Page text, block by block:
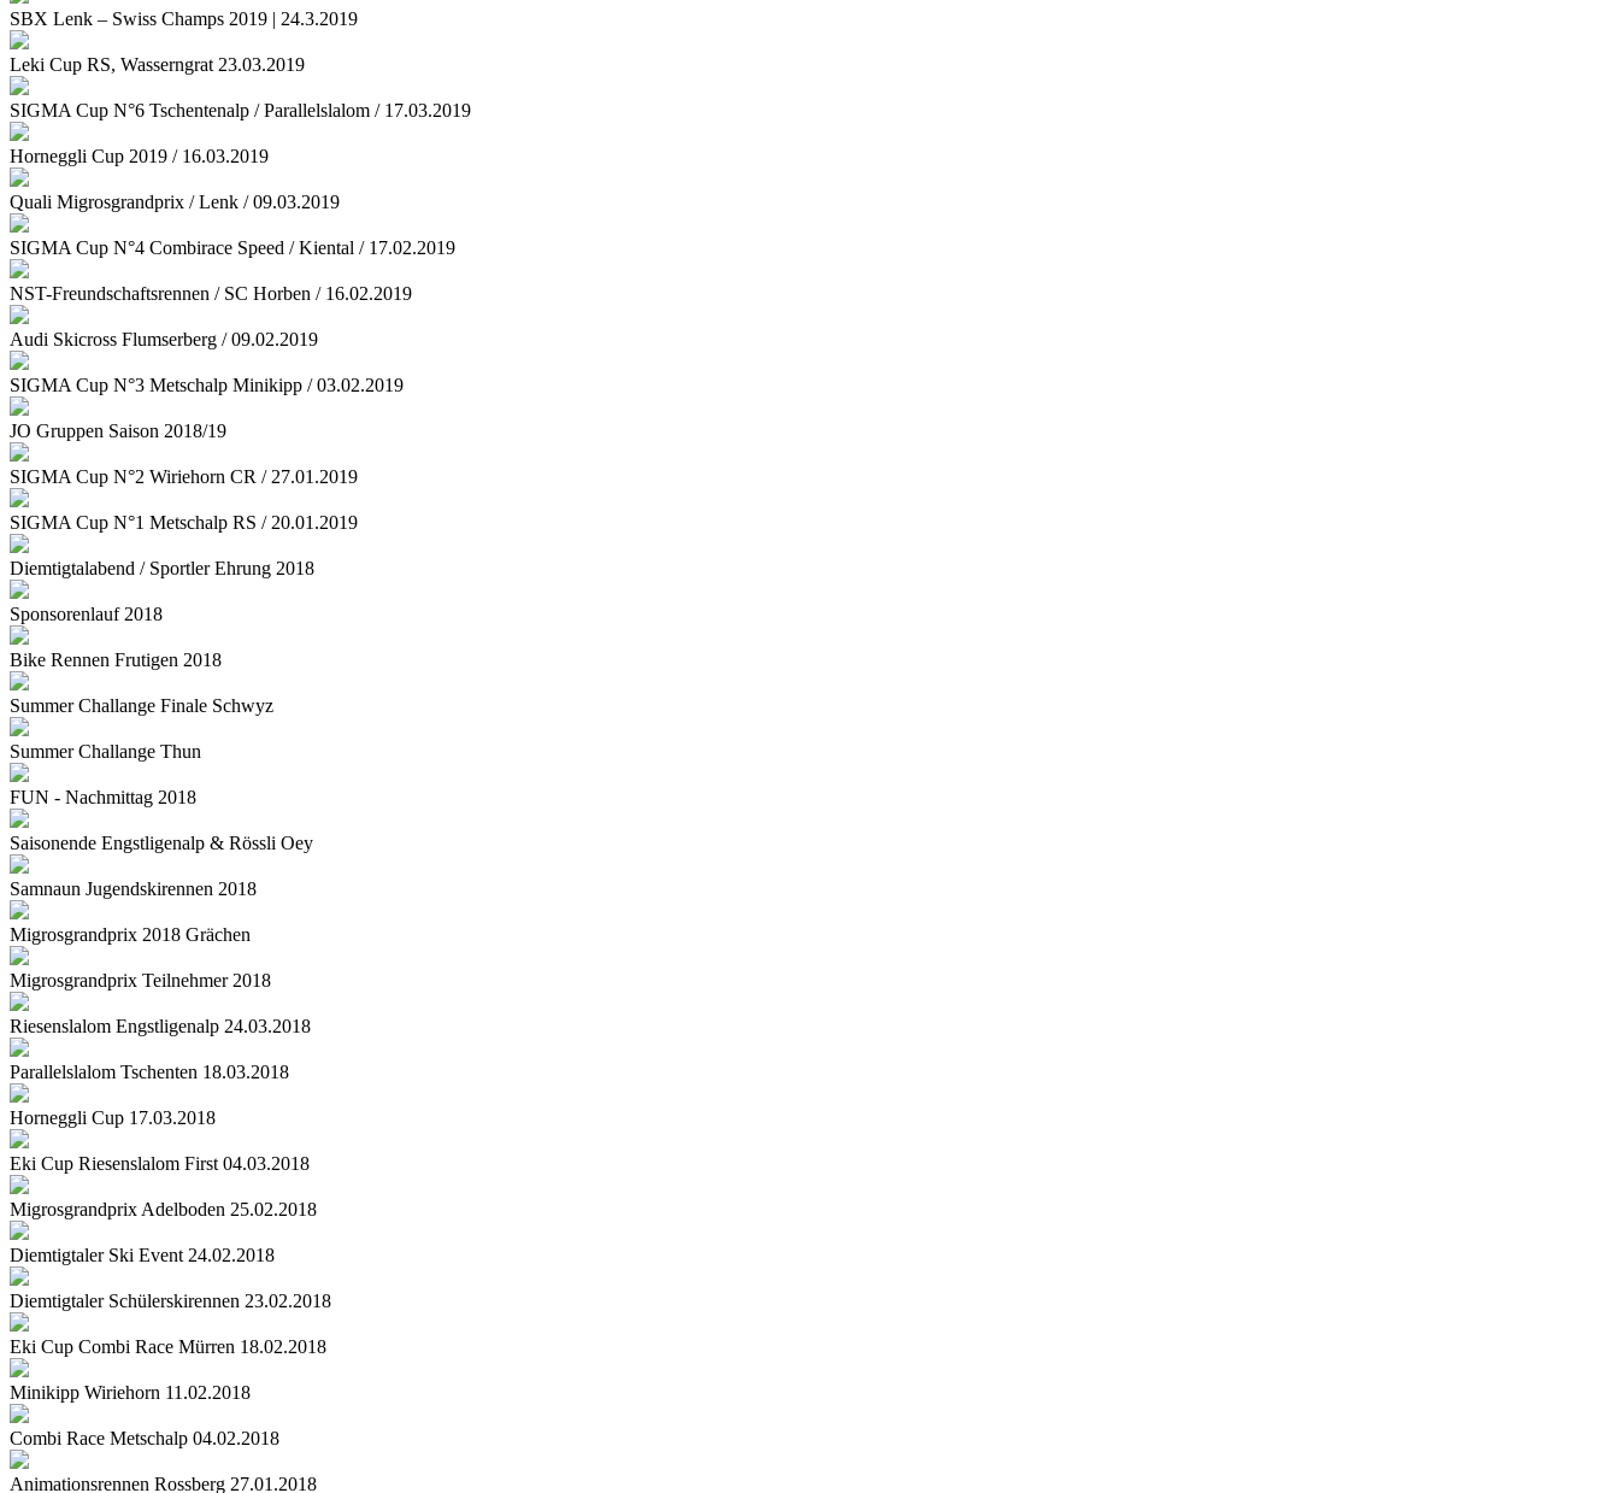
SBX Lenk – Swiss Champs 2019 | 24.3.2019
Leki Cup RS, Wasserngrat 23.03.2019
SIGMA Cup N°6 Tschentenalp / Parallelslalom / 17.03.2019
Horneggli Cup 2019 / 16.03.2019
Quali Migrosgrandprix / Lenk / 09.03.2019
SIGMA Cup N°4 Combirace Speed / Kiental / 17.02.2019
NST-Freundschaftsrennen / SC Horben / 16.02.2019
Audi Skicross Flumserberg / 09.02.2019
SIGMA Cup N°3 Metschalp Minikipp / 03.02.2019
JO Gruppen Saison 2018/19
SIGMA Cup N°2 Wiriehorn CR / 27.01.2019
SIGMA Cup N°1 Metschalp RS / 20.01.2019
Diemtigtalabend / Sportler Ehrung 2018
Sponsorenlauf 2018
Bike Rennen Frutigen 2018
Summer Challange Finale Schwyz
Summer Challange Thun
FUN - Nachmittag 2018
Saisonende Engstligenalp & Rössli Oey
Samnaun Jugendskirennen 2018
Migrosgrandprix 2018 Grächen
Migrosgrandprix Teilnehmer 2018
Riesenslalom Engstligenalp 24.03.2018
Parallelslalom Tschenten 18.03.2018
Horneggli Cup 17.03.2018
Eki Cup Riesenslalom First 04.03.2018
Migrosgrandprix Adelboden 25.02.2018
Diemtigtaler Ski Event 24.02.2018
Diemtigtaler Schülerskirennen 23.02.2018
Eki Cup Combi Race Mürren 18.02.2018
Minikipp Wiriehorn 11.02.2018
Combi Race Metschalp 04.02.2018
Animationsrennen Rossberg 27.01.2018